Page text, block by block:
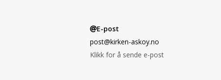
E-post
post@kirken-askoy.no
Klikk for å sende e-post